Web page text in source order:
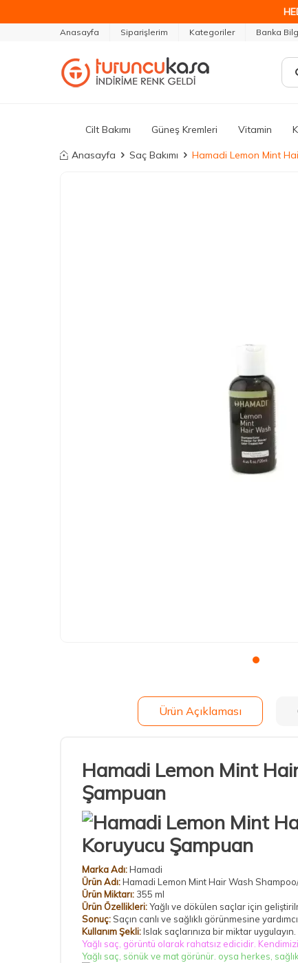
Anasayfa Siparişlerim Kategoriler Banka
Cilt Bakımı Güneş Kremleri Vitamin
Anasayfa Saç Bakımı Hamadi Lemon Mint
Ürün Açıklaması
Hamadi Lemon Mint
Şampuan
Marka Adı:Hamadi
Ürün Adı:Hamadi Lemon Mint Hair Wash
Ürün Miktarı: 355 ml
Ürün Özellikleri:Yağlı ve dökülen saçlar için
Sonuç: Saçın canlı ve sağlıklı görünmesine
Kullanım Şekli:Islak saçlarınıza bir miktar
Yağlı saç, görüntü olarak rahatsız edicidir.
Yağlı saç, sönük ve mat görünür. oysa herkes,